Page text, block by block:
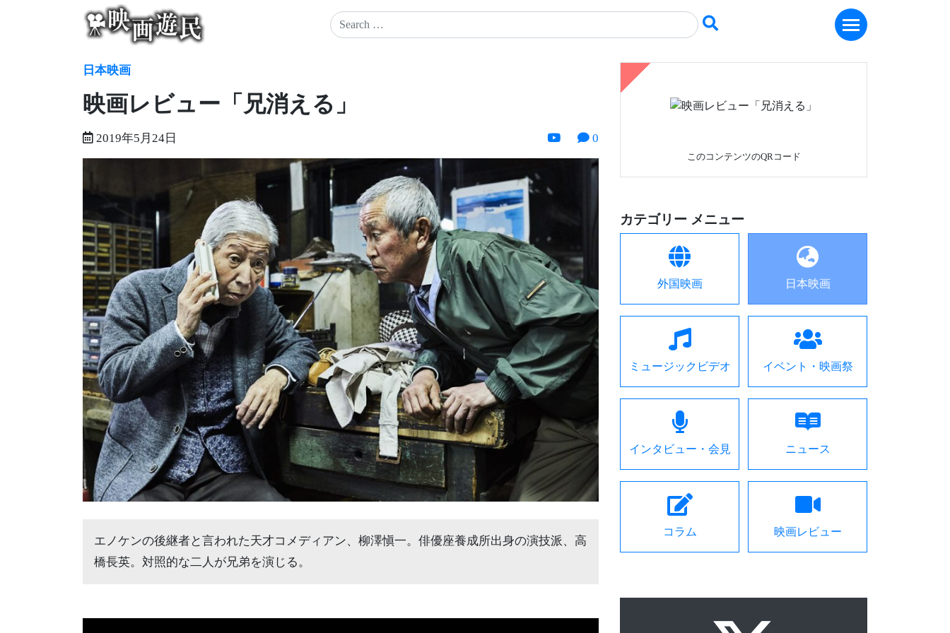
日本映画
映画レビュー「兄消える」
2019年5月24日 0
エノケンの後継者と言われた天才コメディアン、柳澤愼一。俳優座養成所出身の演技派、高
橋長英。対照的な二人が兄弟を演じる。
このコンテンツのQRコード
カテゴリー メニュー
外国映画 日本映画
ミュージックビデオ イベント・映画祭
インタビュー・会見 ニュース
コラム 映画レビュー